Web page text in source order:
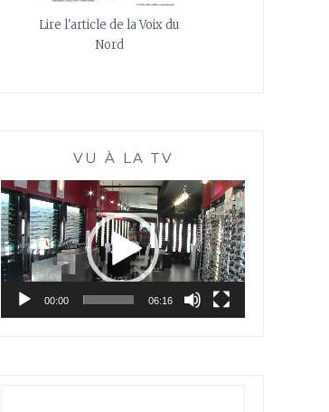
Lire l'article de la Voix du
Nord
VU À LA TV
Lecteur
vidéo
00:00 06:16